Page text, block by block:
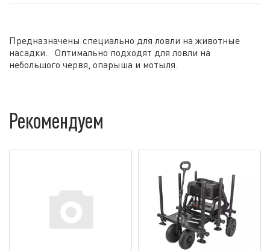
Предназначены специально для ловли на животные
насадки. Оптимально подходят для ловли на
небольшого червя, опарыша и мотыля.
Рекомендуем